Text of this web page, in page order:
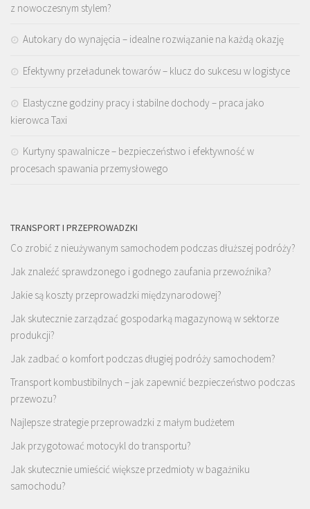
z nowoczesnym stylem?
Autokary do wynajęcia – idealne rozwiązanie na każdą okazję
Efektywny przeładunek towarów – klucz do sukcesu w logistyce
Elastyczne godziny pracy i stabilne dochody – praca jako
kierowca Taxi
Kurtyny spawalnicze – bezpieczeństwo i efektywność w
procesach spawania przemysłowego
TRANSPORT I PRZEPROWADZKI
Co zrobić z nieużywanym samochodem podczas dłuższej podróży?
Jak znaleźć sprawdzonego i godnego zaufania przewoźnika?
Jakie są koszty przeprowadzki międzynarodowej?
Jak skutecznie zarządzać gospodarką magazynową w sektorze
produkcji?
Jak zadbać o komfort podczas długiej podróży samochodem?
Transport kombustibilnych – jak zapewnić bezpieczeństwo podczas
przewozu?
Najlepsze strategie przeprowadzki z małym budżetem
Jak przygotować motocykl do transportu?
Jak skutecznie umieścić większe przedmioty w bagażniku
samochodu?